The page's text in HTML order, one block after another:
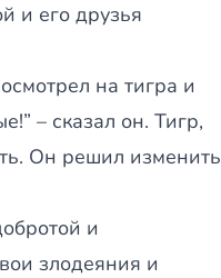
и его друзья
на тигра и
– сказал он. Тигр,
Он решил изменить
и
злодеяния и